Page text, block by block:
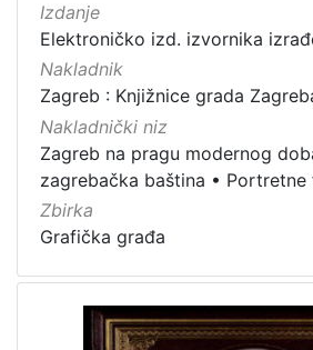
Izdanje
Elektroničko izd. izvornika
Nakladnik
Zagreb : Knjižnice grada
Nakladnički niz
Zagreb na pragu modernog
zagrebačka baština •
Zbirka
Grafička građa